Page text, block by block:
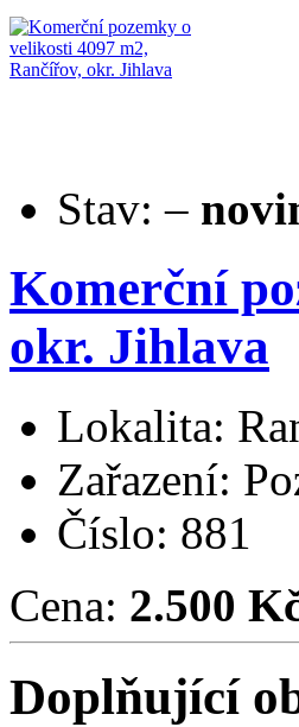
Stav: –
Komerční
okr. Jihlava
Lokalita:
Zařazení:
Číslo: 881
Cena: 2.500
Doplňující